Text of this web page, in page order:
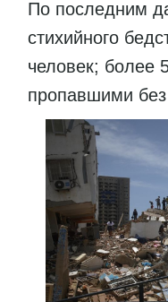
По последним
стихийного
человек; более
пропавшими без